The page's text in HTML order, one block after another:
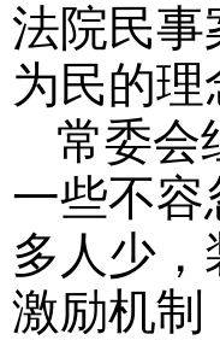
法院民事
为民的
常委会
一些不容
多人少
激励机制